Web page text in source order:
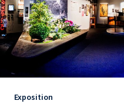
Exposition